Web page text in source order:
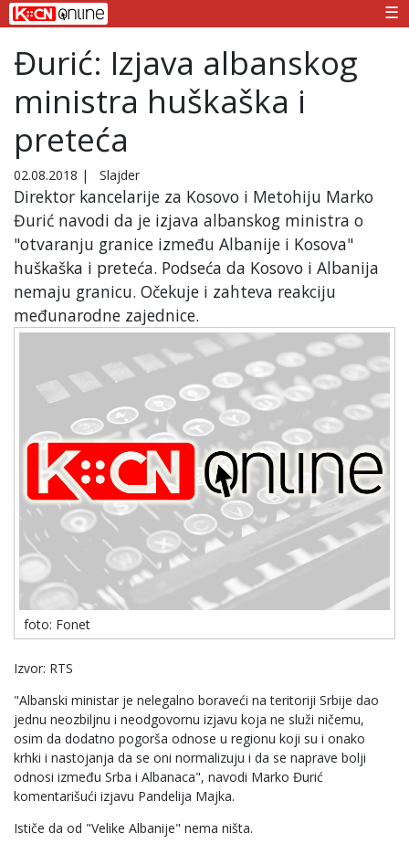
☰
Đurić: Izjava albanskog
ministra huškaška i
preteća
02.08.2018 | Slajder
Direktor kancelarije za Kosovo i Metohiju Marko
Đurić navodi da je izjava albanskog ministra o
"otvaranju granice između Albanije i Kosova"
huškaška i preteća. Podseća da Kosovo i Albanija
nemaju granicu. Očekuje i zahteva reakciju
međunarodne zajednice.
foto: Fonet
Izvor: RTS
"Albanski ministar je nelegalno boraveći na teritoriji Srbije dao
jednu neozbiljnu i neodgovornu izjavu koja ne služi ničemu,
osim da dodatno pogorša odnose u regionu koji su i onako
krhki i nastojanja da se oni normalizuju i da se naprave bolji
odnosi između Srba i Albanaca", navodi Marko Đurić
komentarišući izjavu Pandelija Majka.
Ističe da od "Velike Albanije" nema ništa.